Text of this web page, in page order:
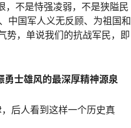
，不是恃强凌弱，不是狭隘民
中国军人义无反顾、为祖国和
势，单说我们的抗战军民，即
勇士雄风的最深厚精神源泉
后人看到这样一个历史真